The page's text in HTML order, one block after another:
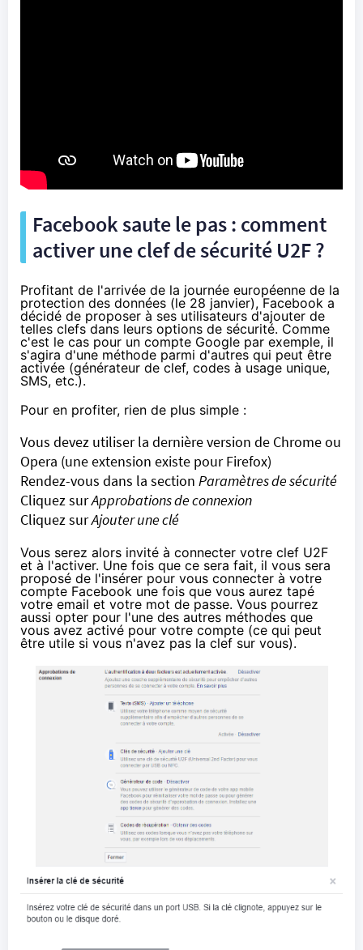
Facebook saute le pas : comment
activer une clef de sécurité U2F ?
Profitant de l'arrivée de la journée européenne de la
protection des données (le 28 janvier), Facebook a
décidé de proposer à ses utilisateurs d'ajouter de
telles clefs dans leurs options de sécurité. Comme
c'est le cas pour un compte Google par exemple, il
s'agira d'une méthode parmi d'autres qui peut être
activée (générateur de clef, codes à usage unique,
SMS, etc.).
Pour en profiter, rien de plus simple :
Vous devez utiliser la dernière version de Chrome ou
Opera (une extension existe pour Firefox)
Rendez-vous dans la section Paramètres de sécurité
Cliquez surApprobations de connexion
Cliquez surAjouter une clé
Vous serez alors invité à connecter votre clef U2F
et à l'activer. Une fois que ce sera fait, il vous sera
proposé de l'insérer pour vous connecter à votre
compte Facebook une fois que vous aurez tapé
votre email et votre mot de passe. Vous pourrez
aussi opter pour l'une des autres méthodes que
vous avez activé pour votre compte (ce qui peut
être utile si vous n'avez pas la clef sur vous).